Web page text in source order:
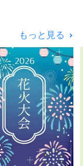
もっと見る